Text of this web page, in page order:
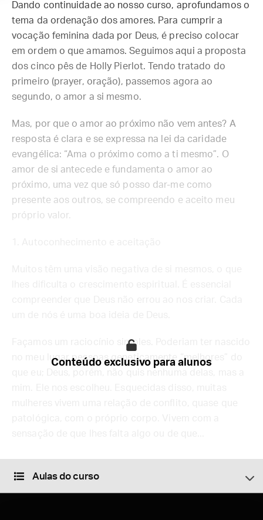
Dando continuidade ao nosso curso, aprofundamos o
tema da ordenação dos amores. Para cumprir a
vocação feminina dada por Deus, é preciso colocar
em ordem o que amamos. Seguimos aqui a proposta
dos cinco pês de Holly Pierlot. Tendo tratado do
primeiro (prayer, oração), passemos agora ao
segundo, o amor a si mesmo.
Mas, por que o amor ao próximo não vem antes? A
resposta é clara e se expressa na lei da caridade
evangélica: “Ama o próximo como a ti mesmo”. O
amor de si antecede e fundamenta o amor ao
próximo, uma vez que só posso dar-me como
presente aos outros, se compreendo e aceito meu
próprio valor.
Façamos um raciocínio simples. Poderiam ter nascido
no meu lugar pessoas geneticamente “melhores” do
Conteúdo exclusivo para alunos
Aulas do curso